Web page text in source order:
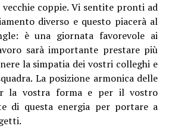
coppie. Vi sentite pronti ad
diverso e questo piacerà al
è una giornata favorevole ai
sarà importante prestare più
la simpatia dei vostri colleghi e
La posizione armonica delle
la vostra forma e per il vostro
di questa energia per portare a